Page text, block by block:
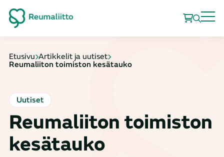
Etusivu Artikkelit ja uutiset
Reumaliiton toimiston kesätauko
Uutiset
Reumaliiton toimiston
kesätauko